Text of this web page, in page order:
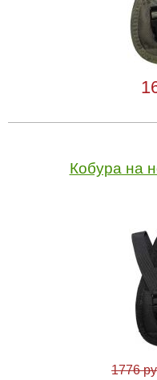
Кобура на
1776